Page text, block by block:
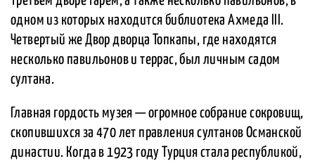
одном из которых находится библиотека Ахмеда III.
Четвертый же Двор дворца Топкапы, где находятся
несколько павильонов и террас, был личным садом
султана.
Главная гордость музея — огромное собрание сокровищ,
скопившихся за 470 лет правления султанов Османской
династии. Когда в 1923 году Турция стала республикой,